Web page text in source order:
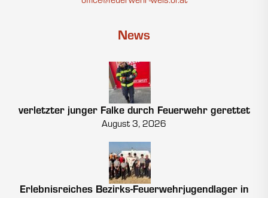
News
verletzter junger Falke durch Feuerwehr gerettet
August 3, 2026
Erlebnisreiches Bezirks-Feuerwehrjugendlager in